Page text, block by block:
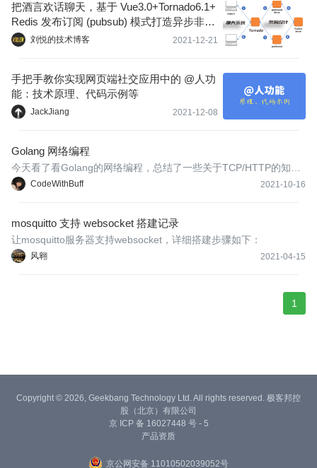
把酒言欢话聊天，基于 Vue3.0+Tornado6.1+
Redis 发布订阅 (pubsub) 模式打造异步非阻
塞 (aioredis) 实时 (websocket) 通信聊天系
刘悦的技术博客 2021-12-21
手把手教你实现网页端社交应用中的 @人功
能：技术原理、代码示例等
JackJiang 2021-12-08
Golang 网络编程
CodeWithBuff 2021-10-16
今天看了看Golang的网络编程，总结了一些关于TCP/HTTP的知
识，于是记录下来，方便日后回忆。有一说一记忆力差真的是硬
mosquitto 支持 websocket 搭建记录
风翱 2021-04-15
让mosquitto服务器支持websocket，详细搭建步骤如下：
1
Copyright © 2026, Geekbang Technology Ltd. All rights reserved. 极客邦控
股（北京）有限公司
京 ICP 备 16027448 号 - 5
产品资质
京公网安备 11010502039052号